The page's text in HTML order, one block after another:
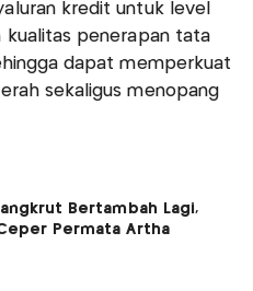
kredit untuk level
kualitas penerapan tata
dapat memperkuat
sekaligus menopang
Bertambah Lagi,
Permata Artha